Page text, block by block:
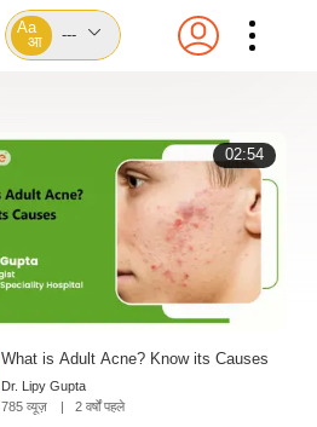
Aa
आ
---
02:54
What is Adult Acne? Know its Causes
Dr. Lipy Gupta
785 व्यूज़
| 2 वर्षों पहले